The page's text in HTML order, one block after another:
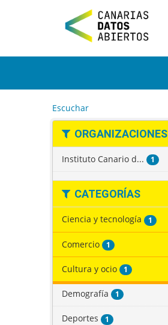
t
Escuchar
ORGANIZACIONES
Instituto Canario d... 1
CATEGORÍAS
Ciencia y tecnología 1
Comercio 1
Cultura y ocio 1
Demografía 1
Deportes 1